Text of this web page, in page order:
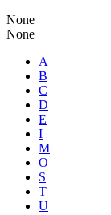
None
None
A
B
C
D
E
I
M
O
S
T
U